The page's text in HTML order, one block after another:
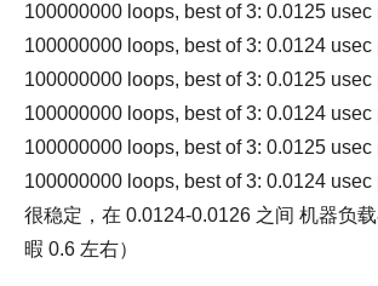
100000000 loops, best of 3: 0.0125 usec
100000000 loops, best of 3: 0.0124 usec
100000000 loops, best of 3: 0.0125 usec
100000000 loops, best of 3: 0.0124 usec
100000000 loops, best of 3: 0.0125 usec
100000000 loops, best of 3: 0.0124
很稳定，在 0.0124-0.0126 之间 机器负
暇 0.6 左右）